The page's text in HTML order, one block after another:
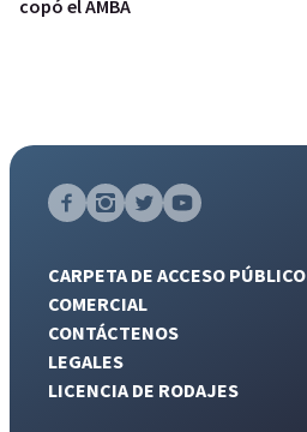
copó el AMBA
CARPETA DE ACCESO PÚBLICO
COMERCIAL
CONTÁCTENOS
LEGALES
LICENCIA DE RODAJES